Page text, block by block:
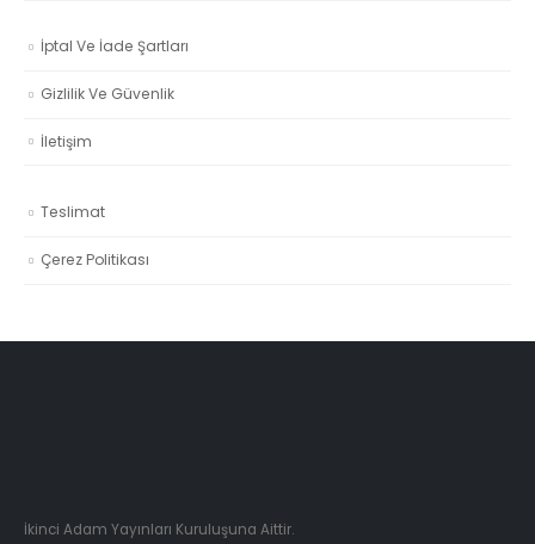
İptal Ve İade Şartları
Gizlilik Ve Güvenlik
İletişim
Teslimat
Çerez Politikası
İkinci Adam Yayınları Kuruluşuna Aittir.